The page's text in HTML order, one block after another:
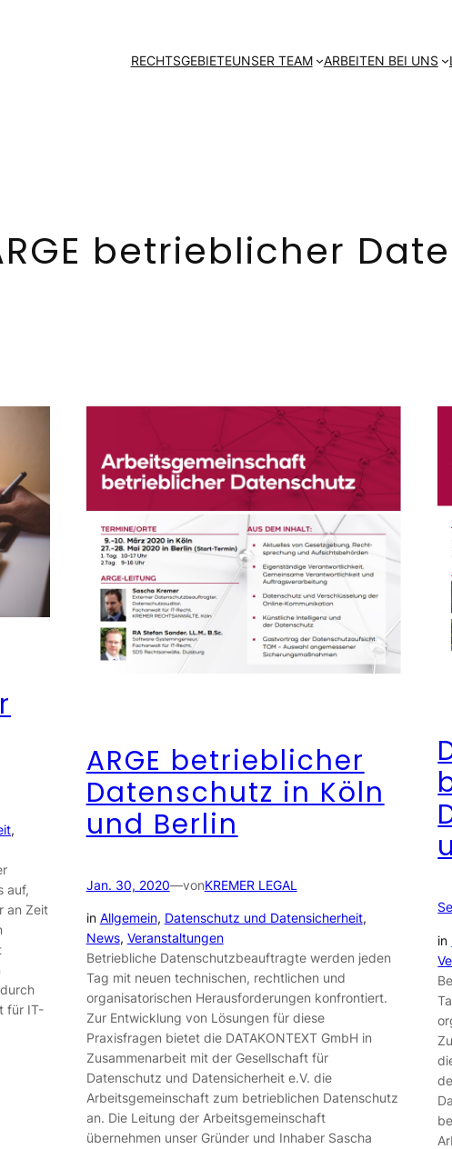
RECHTSGEBIETEUNSER TEAM ARBEITEN BEI UNS
betrieblicher
auf,
an Zeit
für IT-
ARGE betrieblicher
Datenschutz in Köln
und Berlin
Jan. 30, 2020—vonKREMER LEGAL
in Allgemein, Datenschutz und Datensicherheit
News, Veranstaltungen
Betriebliche Datenschutzbeauftragte werden jeden
Tag mit neuen technischen, rechtlichen und
organisatorischen Herausforderungen konfrontiert.
Zur Entwicklung von Lösungen für diese
Praxisfragen bietet die DATAKONTEXT GmbH in
Zusammenarbeit mit der Gesellschaft für
Datenschutz und Datensicherheit e.V. die
Arbeitsgemeinschaft zum betrieblichen Datenschutz
an. Die Leitung der Arbeitsgemeinschaft
übernehmen unser Gründer und Inhaber Sascha
in